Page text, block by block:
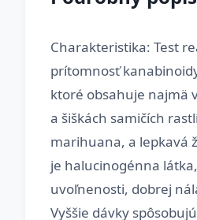
Charakteristika: Test
prítomnosť
ktoré obsahuje najmä
a šiškách samičích
marihuana, a lepkavá
je halucinogénna
uvoľnenosti, dobrej
Vyššie dávky